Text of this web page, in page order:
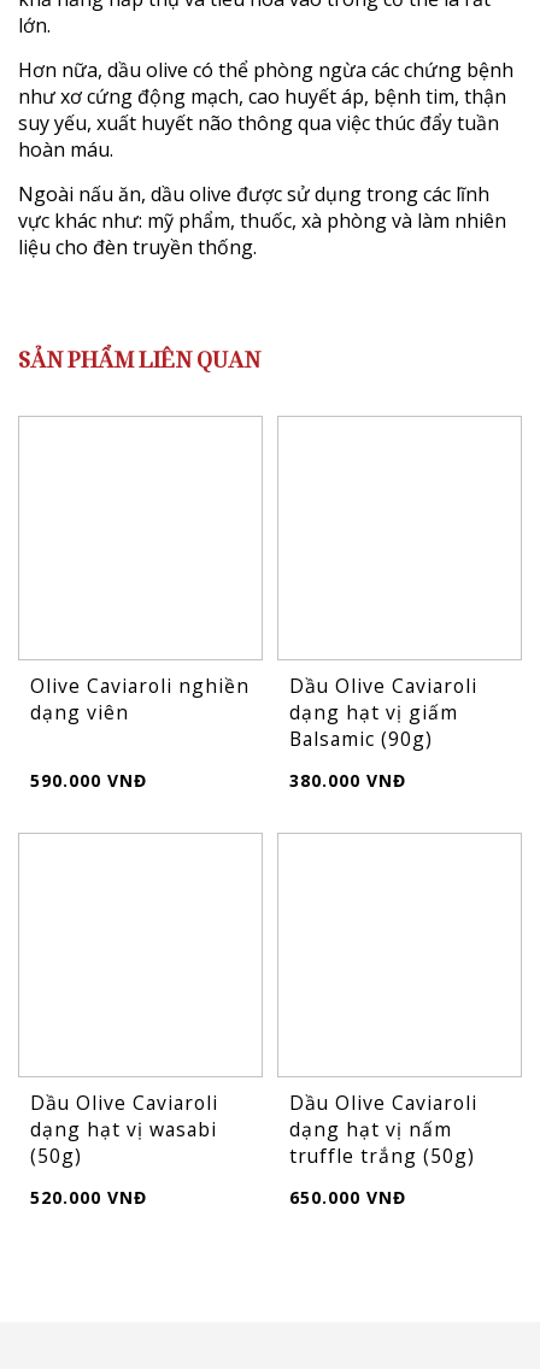
lớn.
Hơn nữa, dầu olive có thể phòng ngừa các chứng bệnh
như xơ cứng động mạch, cao huyết áp, bệnh tim, thận
suy yếu, xuất huyết não thông qua việc thúc đẩy tuần
hoàn máu.
Ngoài nấu ăn, dầu olive được sử dụng trong các lĩnh
vực khác như: mỹ phẩm, thuốc, xà phòng và làm nhiên
liệu cho đèn truyền thống.
SẢN PHẨM LIÊN QUAN
Olive Caviaroli nghiền
dạng viên
590.000 VNĐ
Dầu Olive Caviaroli
dạng hạt vị giấm
Balsamic (90g)
380.000 VNĐ
Dầu Olive Caviaroli
dạng hạt vị wasabi
(50g)
520.000 VNĐ
Dầu Olive Caviaroli
dạng hạt vị nấm
truffle trắng (50g)
650.000 VNĐ